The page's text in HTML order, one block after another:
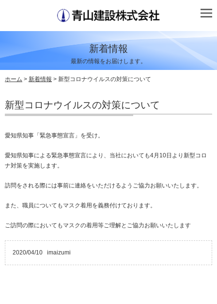
新着情報
最新の情報をお届けします。
ホーム > 新着情報 > 新型コロナウイルスの対策について
新型コロナウイルスの対策について
愛知県知事「緊急事態宣言」を受け。
愛知県知事による緊急事態宣言により、当社においても4月10日より新型コロ
ナ対策を実施します。
訪問をされる際には事前に連絡をいただけるようご協力お願いいたします。
また、職員についてもマスク着用を義務付けております。
ご訪問の際においてもマスクの着用等ご理解とご協力お願いいたします
2020/04/10 imaizumi